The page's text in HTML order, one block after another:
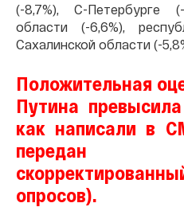
(-8,7%), С-Петербурге (-
области (-6,6%),
Сахалинской области (-
Положительная
Путина
как написали в
передан
опросов).